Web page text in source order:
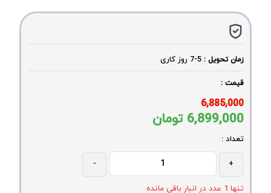
زمان تحویل : 5-7 روز کاری
قیمت :
6,885,000
6,899,000 تومان
تعداد :
+
-
تنها 1 عدد در انبار باقی مانده